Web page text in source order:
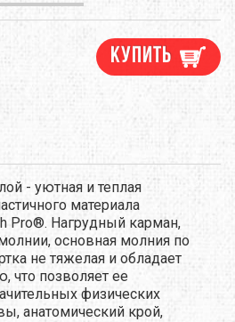
Купить
- уютная и теплая
материала
Pro®. Нагрудный карман,
основная молния по
не тяжелая и обладает
что позволяет ее
физических
анатомический крой,